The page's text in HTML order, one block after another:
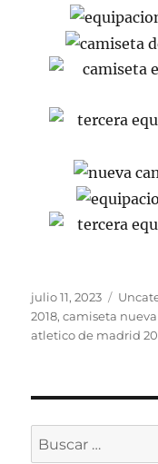
Publicado
el
julio 11, 2023
2018,camiseta
atletico de madrid
Buscar